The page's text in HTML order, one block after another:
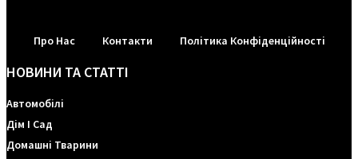
Про Нас Контакти Політика Конфіденційності
НОВИНИ ТА СТАТТІ
Автомобілі
Дім І Сад
Домашні Тварини